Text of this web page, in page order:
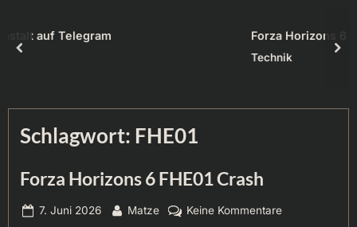
Forza Horizons 6 FHE01 Crash
prev
Schlagwort: FHE01
Forza Horizons 6 FHE01 Crash
Posted
7. Juni 2026 By
Matze Keine Kommentarezu